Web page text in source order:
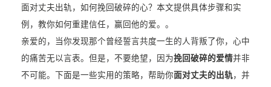
面对丈夫出轨，如何挽回破碎的心？本文提供具体步骤和实
例，教你如何重建信任，赢回他的爱。。
亲爱的，当你发现那个曾经誓言共度一生的人背叛了你，心中
的痛苦无以言表。但是，不要绝望，因为挽回破碎的爱情并非
不可能。下面是一些实用的策略，帮助你面对丈夫的出轨，并